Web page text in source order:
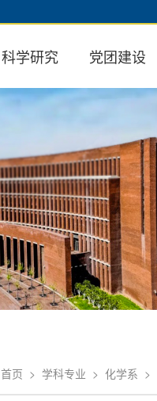
科学研究 党团建设
首页 > 学科专业 > 化学系 >